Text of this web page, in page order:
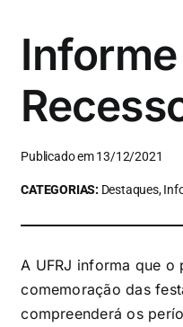
Informe
Publicado em 13/12/2021
CATEGORIAS: Destaques,
A UFRJ informa que
comemoração das
compreenderá os